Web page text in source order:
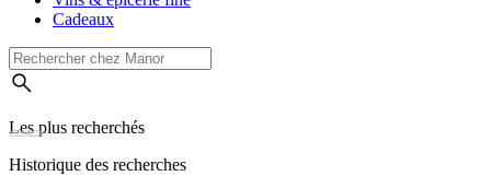
Cadeaux
Les plus recherchés
Historique des recherches